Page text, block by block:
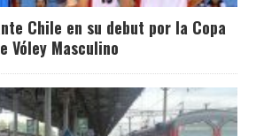
Chile en su debut por la Copa
Vóley Masculino